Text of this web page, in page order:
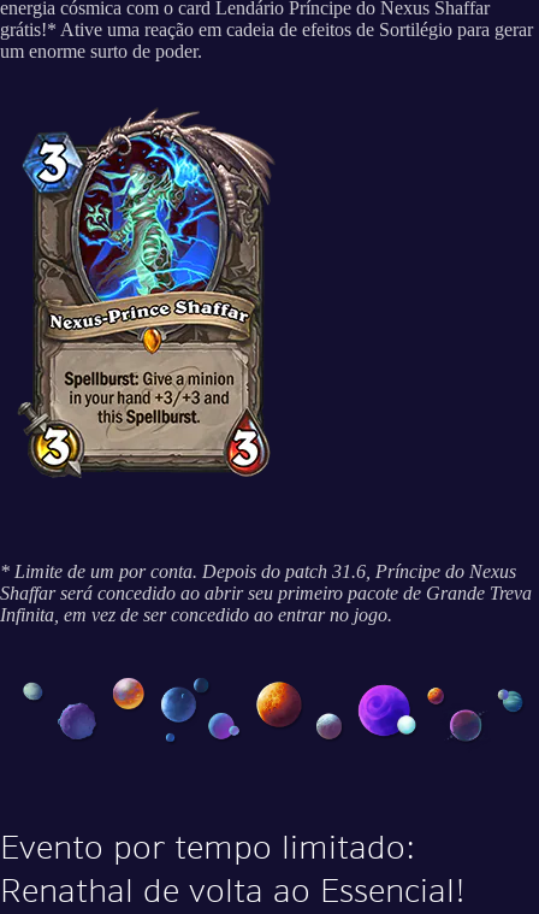
energia cósmica com o card Lendário Príncipe do Nexus Shaffar
grátis!* Ative uma reação em cadeia de efeitos de Sortilégio para gerar
um enorme surto de poder.
* Limite de um por conta. Depois do patch 31.6, Príncipe do Nexus
Shaffar será concedido ao abrir seu primeiro pacote de Grande Treva
Infinita, em vez de ser concedido ao entrar no jogo.
Evento por tempo limitado:
Renathal de volta ao Essencial!